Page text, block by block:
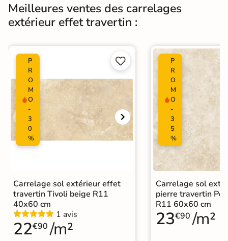
Meilleures ventes des carrelages
extérieur effet travertin :
P
R
O
M
O
-
3
0
%


Carrelage sol extérieur effet
travertin Tivoli beige R11
40x60 cm
1 avis
22€90 /m²
P
R
O
M
O
-
3
5
%
Carrelage sol
pierre travertin
R11 60x60 cm
23€90 /m²